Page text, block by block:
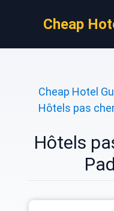
Cheap
Cheap Hotel
Hôtels pas
Hôtels